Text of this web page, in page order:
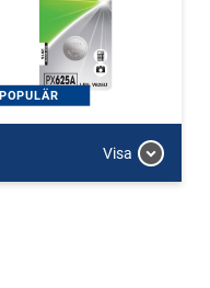
POPULÄR
Visa